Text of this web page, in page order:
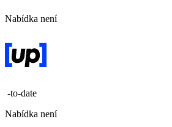
Nabídka není
-to-date
Nabídka není